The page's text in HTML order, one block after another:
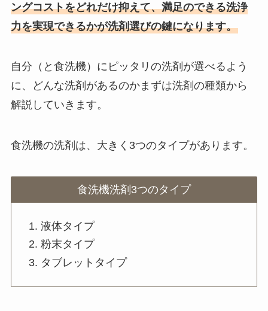
ングコストをどれだけ抑えて、満足のできる洗浄
力を実現できるかが洗剤選びの鍵になります。
自分（と食洗機）にピッタリの洗剤が選べるよう
に、どんな洗剤があるのかまずは洗剤の種類から
解説していきます。
食洗機の洗剤は、大きく3つのタイプがあります。
食洗機洗剤3つのタイプ
液体タイプ
粉末タイプ
タブレットタイプ